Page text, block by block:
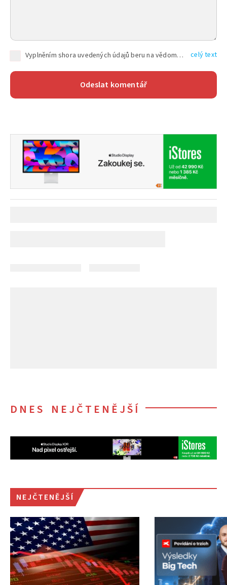
Vyplněním shora uvedených údajů beru na vědomí, že společnost TEXT FACTORY s.r.o., sídlem Brno, Durďákova 336/29, Černá Pole, PSČ: 613 00, IČ: 06157831, zapsané u Krajského soudu v Brně, oddíl C, vložka 100399, bude zpracovávat mé osobní údaje uvedené v rámci mnou vyplněného registračního formuláře na základě oprávněných zájmů TEXT FACTORY s.r.o. dle čl. 6 odst. 1 písm. f) GDPR a pro splnění právních povinností (čl. 6 odst. 1 písm. c) GDPR), a to pro tyto účely: nezbytnost zajistit oprávnění návštěvníka webových stránek provozovaných společností TEXT FACTORY s.r.o. přispívat aktivně ke zveřejněným článkům nebo v rámci diskusních fór a výkon práv TEXT FACTORY s.r.o. jako administrátora těchto diskusních fór. Více informací o zpracování osobních údajů a právech lze nalézt v celý text
DNES NEJČTENĚJŠÍ
NEJČTENĚJŠÍ